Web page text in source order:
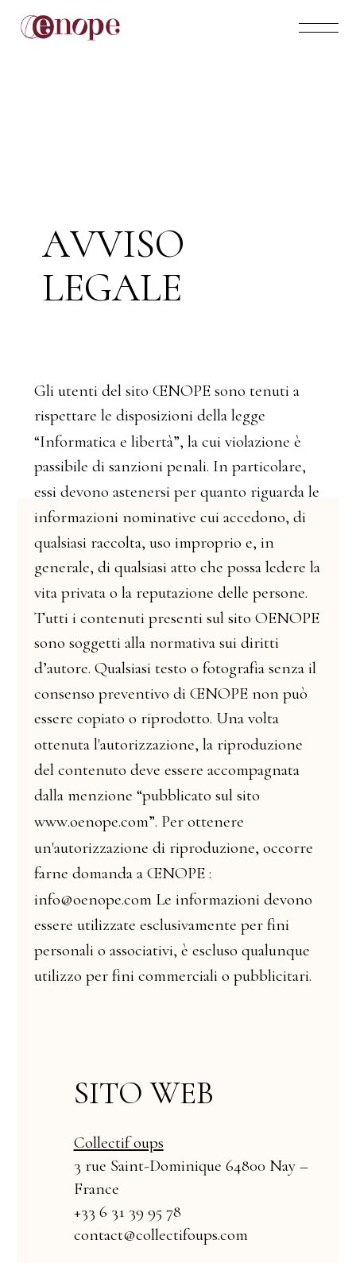
AVVISO
LEGALE
Gli utenti del sito ŒNOPE sono tenuti a
rispettare le disposizioni della legge
“Informatica e libertà”, la cui violazione è
passibile di sanzioni penali. In particolare,
essi devono astenersi per quanto riguarda le
informazioni nominative cui accedono, di
qualsiasi raccolta, uso improprio e, in
generale, di qualsiasi atto che possa ledere la
vita privata o la reputazione delle persone.
Tutti i contenuti presenti sul sito OENOPE
sono soggetti alla normativa sui diritti
d’autore. Qualsiasi testo o fotografia senza il
consenso preventivo di ŒNOPE non può
essere copiato o riprodotto. Una volta
ottenuta l'autorizzazione, la riproduzione
del contenuto deve essere accompagnata
dalla menzione “pubblicato sul sito
www.oenope.com”. Per ottenere
un'autorizzazione di riproduzione, occorre
farne domanda a ŒNOPE :
info@oenope.com Le informazioni devono
essere utilizzate esclusivamente per fini
personali o associativi, è escluso qualunque
utilizzo per fini commerciali o pubblicitari.
SITO WEB
Collectif oups
3 rue Saint-Dominique 64800 Nay –
France
+33 6 31 39 95 78
contact@collectifoups.com